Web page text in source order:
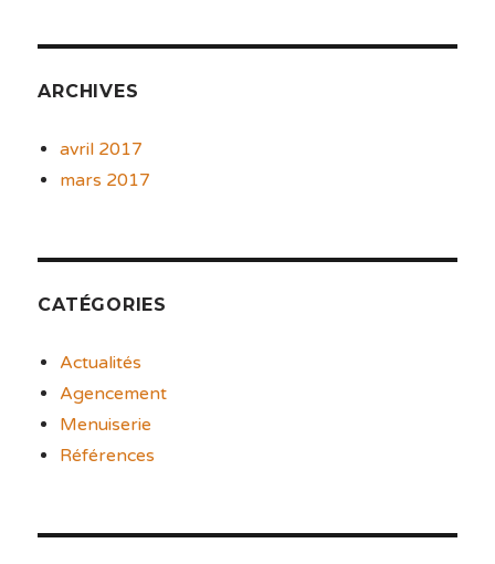
ARCHIVES
avril 2017
mars 2017
CATÉGORIES
Actualités
Agencement
Menuiserie
Références